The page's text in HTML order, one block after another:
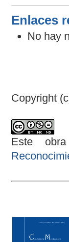
Enlaces
No hay
Copyright
Este